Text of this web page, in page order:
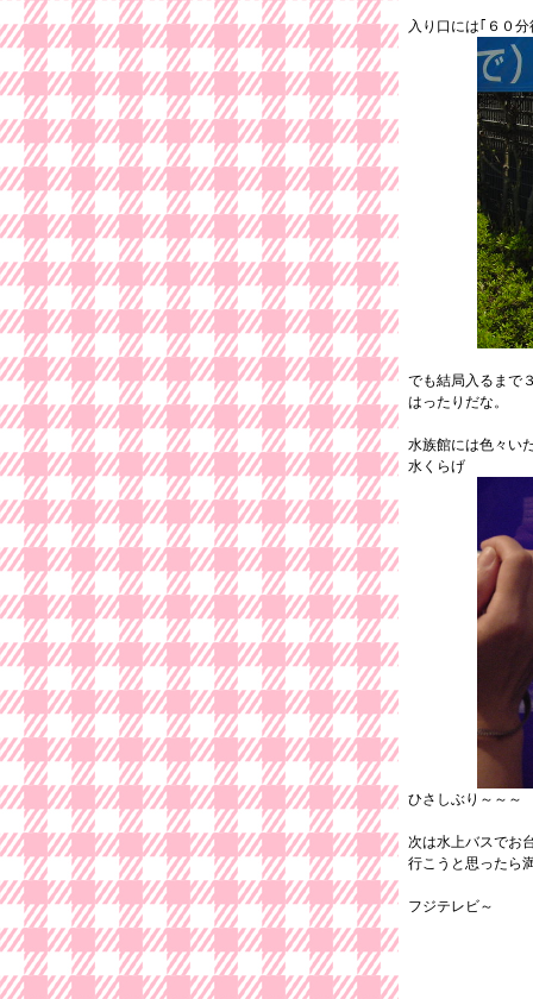
入り口には｢６０
でも結局入るまで
はったりだな。
水族館には色々い
水くらげ
ひさしぶり～～～
次は水上バスでお
行こうと思ったら
フジテレビ～